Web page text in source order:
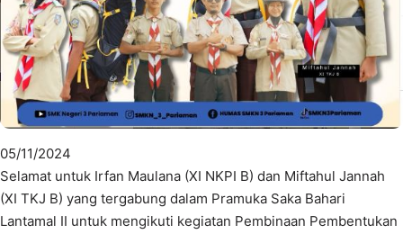
05/11/2024
Selamat untuk Irfan Maulana (XI NKPI B) dan Miftahul Jannah
(XI TKJ B) yang tergabung dalam Pramuka Saka Bahari
Lantamal II untuk mengikuti kegiatan Pembinaan Pembentukan